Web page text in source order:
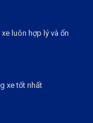
luôn hợp lý và ổn
xe tốt nhất